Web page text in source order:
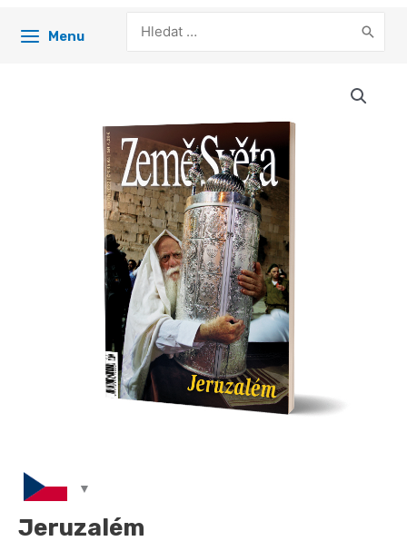
Menu
for:
Jeruzalém